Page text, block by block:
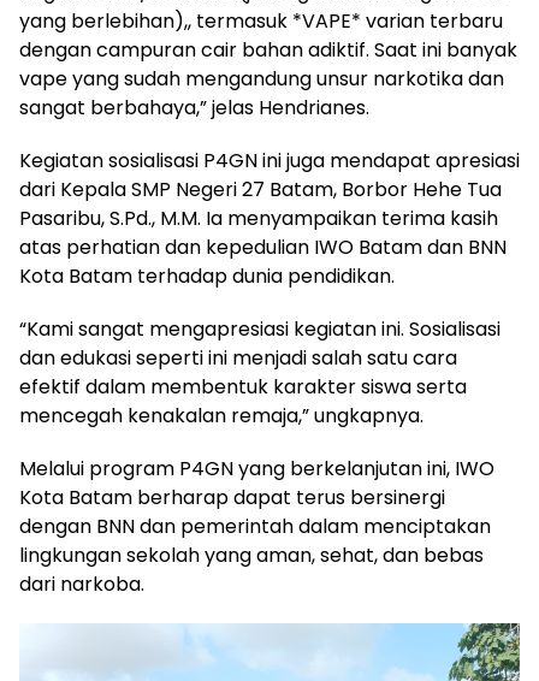
yang berlebihan),, termasuk *VAPE* varian terbaru
dengan campuran cair bahan adiktif. Saat ini banyak
vape yang sudah mengandung unsur narkotika dan
sangat berbahaya,” jelas Hendrianes.
Kegiatan sosialisasi P4GN ini juga mendapat apresiasi
dari Kepala SMP Negeri 27 Batam, Borbor Hehe Tua
Pasaribu, S.Pd., M.M. Ia menyampaikan terima kasih
atas perhatian dan kepedulian IWO Batam dan BNN
Kota Batam terhadap dunia pendidikan.
“Kami sangat mengapresiasi kegiatan ini. Sosialisasi
dan edukasi seperti ini menjadi salah satu cara
efektif dalam membentuk karakter siswa serta
mencegah kenakalan remaja,” ungkapnya.
Melalui program P4GN yang berkelanjutan ini, IWO
Kota Batam berharap dapat terus bersinergi
dengan BNN dan pemerintah dalam menciptakan
lingkungan sekolah yang aman, sehat, dan bebas
dari narkoba.